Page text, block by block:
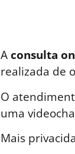
Aconsulta
realizada de
O
uma
Mais